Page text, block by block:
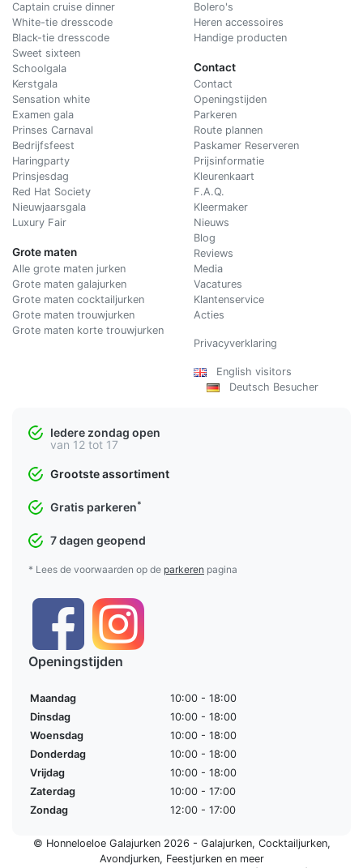
Captain cruise dinner
White-tie dresscode
Black-tie dresscode
Sweet sixteen
Schoolgala
Kerstgala
Sensation white
Examen gala
Prinses Carnaval
Bedrijfsfeest
Haringparty
Prinsjesdag
Red Hat Society
Nieuwjaarsgala
Luxury Fair
Grote maten
Alle grote maten jurken
Grote maten galajurken
Grote maten cocktailjurken
Grote maten trouwjurken
Grote maten korte trouwjurken
Bolero's
Heren accessoires
Handige producten
Contact
Contact
Openingstijden
Parkeren
Route plannen
Paskamer Reserveren
Prijsinformatie
Kleurenkaart
F.A.Q.
Kleermaker
Nieuws
Blog
Reviews
Media
Vacatures
Klantenservice
Acties
Privacyverklaring
English visitors
Deutsch Besucher
Iedere zondag open
van 12 tot 17
Grootste assortiment
Gratis parkeren*
7 dagen geopend
* Lees de voorwaarden op de parkeren pagina
Openingstijden
Maandag
10:00 - 18:00
Dinsdag
10:00 - 18:00
Woensdag
10:00 - 18:00
Donderdag
10:00 - 18:00
Vrijdag
10:00 - 18:00
Zaterdag
10:00 - 17:00
Zondag
12:00 - 17:00
© Honneloeloe Galajurken 2026 - Galajurken, Cocktailjurken,
Avondjurken, Feestjurkenen meer